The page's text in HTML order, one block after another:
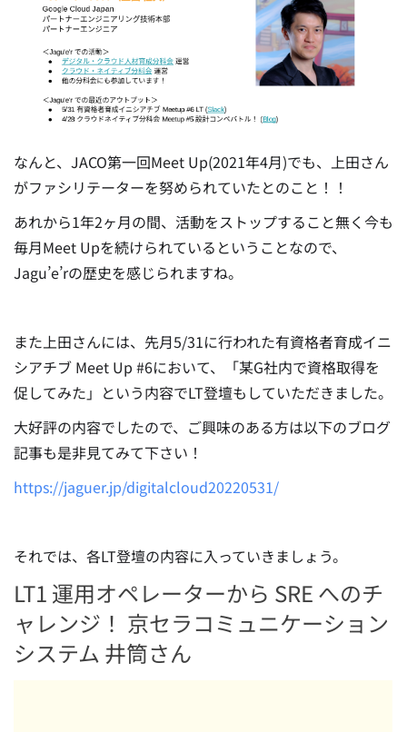
なんと、JACO第一回Meet Up(2021年4月)でも、上田さん
がファシリテーターを努められていたとのこと！！
あれから1年2ヶ月の間、活動をストップすること無く今も
毎月Meet Upを続けられているということなので、
Jagu’e’rの歴史を感じられますね。
また上田さんには、先月5/31に行われた有資格者育成イニ
シアチブ Meet Up #6において、「某G社内で資格取得を
促してみた」という内容でLT登壇もしていただきました。
大好評の内容でしたので、ご興味のある方は以下のブログ
記事も是非見てみて下さい！
https://jaguer.jp/digitalcloud20220531/
それでは、各LT登壇の内容に入っていきましょう。
LT1 運用オペレーターから SRE へのチ
ャレンジ！ 京セラコミュニケーション
システム 井筒さん